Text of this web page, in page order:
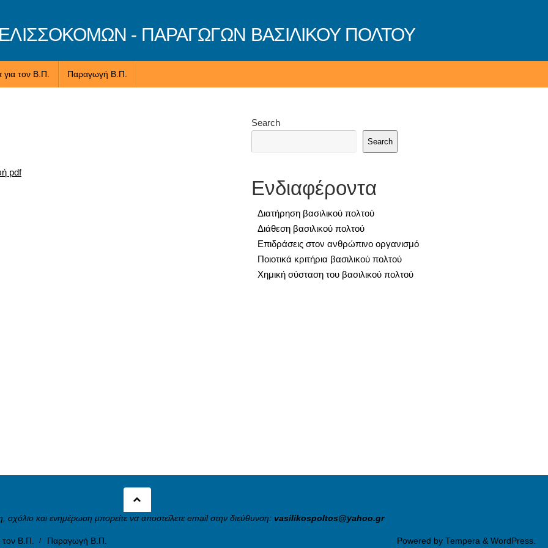
- ΠΑΡΑΓΩΓΩΝ ΒΑΣΙΛΙΚΟΥ ΠΟΛΤΟΥ
για τον Β.Π. Παραγωγή Β.Π.
pdf
Search
Search
Ενδιαφέροντα
Διατήρηση βασιλικού πολτού
Διάθεση βασιλικού πολτού
Επιδράσεις στον ανθρώπινο οργανισμό
Ποιοτικά κριτήρια βασιλικού πολτού
Χημική σύσταση του βασιλικού πολτού
σχόλιο και ενημέρωση μπορείτε να αποστείλετε email στην διεύθυνση: vasilikospoltos@yahoo.gr
τον Β.Π. Παραγωγή Β.Π. Powered by Tempera & WordPress.